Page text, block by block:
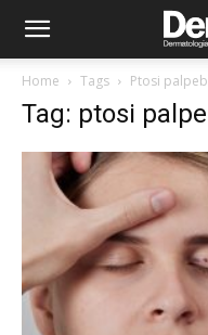
Home Tags Ptosi
Tag: ptosi